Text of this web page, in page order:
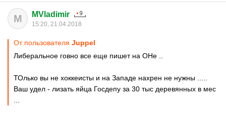
M MVladimir
15:20, 21.04.2018
От пользователя Juppel
Либеральное говно все еще пишет на ОНе ..
ТОлько вы не хоккеисты и на Западе нахрен не нужны .....
Ваш удел - лизать яйца Госдепу за 30 тыс деревянных в мес